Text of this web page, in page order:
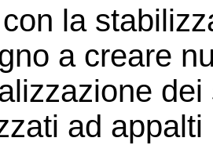
la
a creare
ad